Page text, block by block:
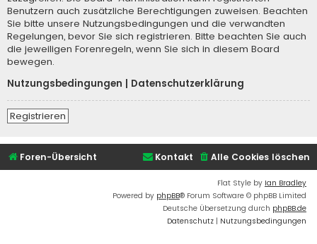
Benutzern auch zusätzliche Berechtigungen zuweisen. Beachten
Sie bitte unsere Nutzungsbedingungen und die verwandten
Regelungen, bevor Sie sich registrieren. Bitte beachten Sie auch
die jeweiligen Forenregeln, wenn Sie sich in diesem Board
bewegen.
Nutzungsbedingungen
Datenschutzerklärung
Registrieren
Foren-Übersicht Alle Cookies löschen
Kontakt
Flat Style by Ian Bradley
Powered by phpBB® Forum Software © phpBB Limited
Deutsche Übersetzung durch phpBB.de
Datenschutz | Nutzungsbedingungen